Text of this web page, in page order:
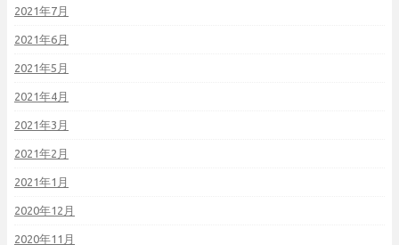
2021年7月
2021年6月
2021年5月
2021年4月
2021年3月
2021年2月
2021年1月
2020年12月
2020年11月